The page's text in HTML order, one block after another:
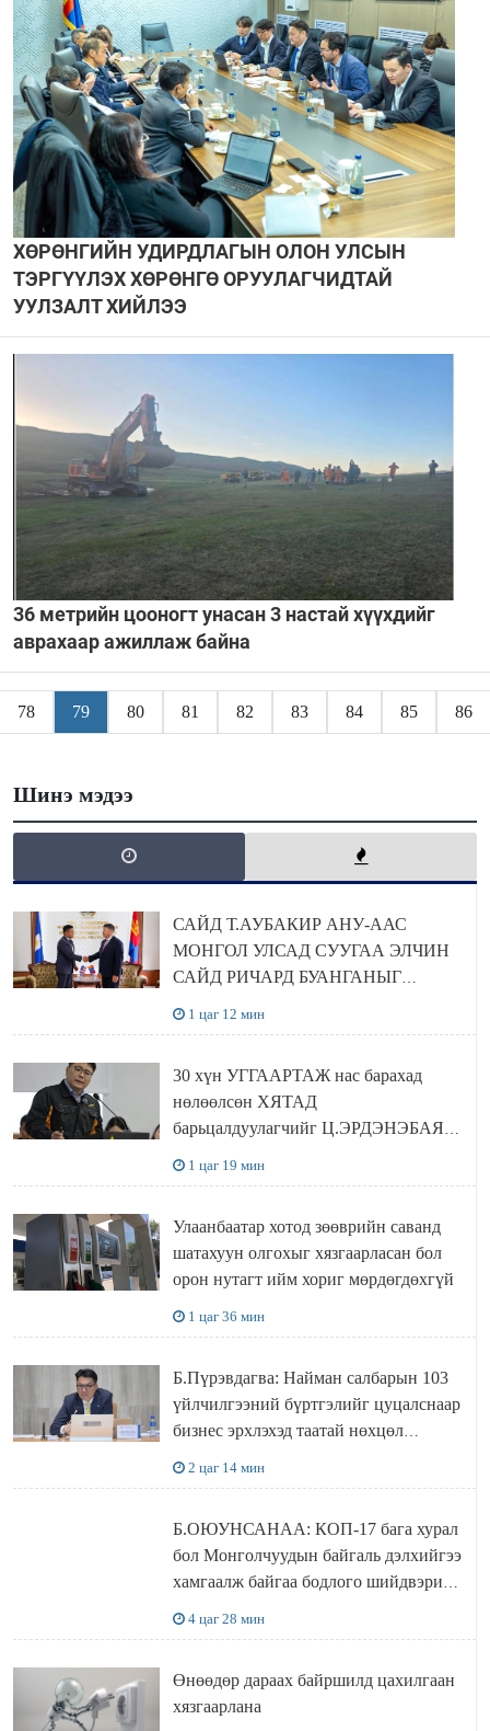
ХӨРӨНГИЙН УДИРДЛАГЫН ОЛОН УЛСЫН
ТЭРГҮҮЛЭХ ХӨРӨНГӨ ОРУУЛАГЧИДТАЙ
УУЛЗАЛТ ХИЙЛЭЭ
36 метрийн цооногт унасан 3 настай хүүхдийг
аврахаар ажиллаж байна
78 79 80 81 82 83 84 85 86
Шинэ мэдээ
САЙД Т.АУБАКИР АНУ-ААС
МОНГОЛ УЛСАД СУУГАА ЭЛЧИН
САЙД РИЧАРД БУАНГАНЫГ
ХҮЛЭЭН АВЧ УУЛЗЛАА
1 цаг 12 мин
30 хүн УГГААРТАЖ нас барахад
нөлөөлсөн ХЯТАД
барьцалдуулагчийг Ц.ЭРДЭНЭБАЯР
захирал дахин худалдаж авахаар
болжээ
1 цаг 19 мин
Улаанбаатар хотод зөөврийн саванд
шатахуун олгохыг хязгаарласан бол
орон нутагт ийм хориг мөрдөгдөхгүй
1 цаг 36 мин
Б.Пүрэвдагва: Найман салбарын 103
үйлчилгээний бүртгэлийг цуцалснаар
бизнес эрхлэхэд таатай нөхцөл
бүрдэнэ
2 цаг 14 мин
Б.ОЮУНСАНАА: КОП-17 бага хурал
бол Монголчуудын байгаль дэлхийгээ
хамгаалж байгаа бодлого шийдвэрийг
ДЭЛХИЙД СУРТАЛЧИЛАХ гол
бодлого
4 цаг 28 мин
Өнөөдөр дараах байршилд цахилгаан
хязгаарлана